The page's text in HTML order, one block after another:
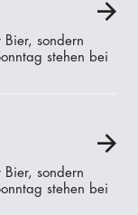
A
Bier, sondern
stehen bei
A
Bier, sondern
stehen bei